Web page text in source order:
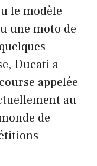
le modèle
une moto de
Ducati a
appelée
au
de